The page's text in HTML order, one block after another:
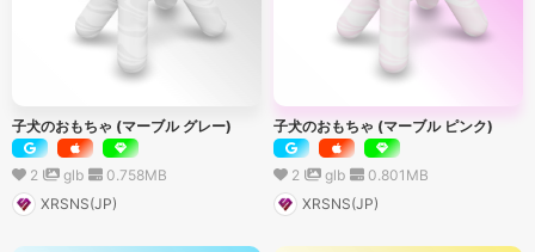
子犬のおもちゃ (マーブル グレー)
2 glb 0.758MB
XRSNS(JP)
子犬のおもちゃ (マーブル ピンク)
2 glb 0.801 MB
XRSNS(JP)